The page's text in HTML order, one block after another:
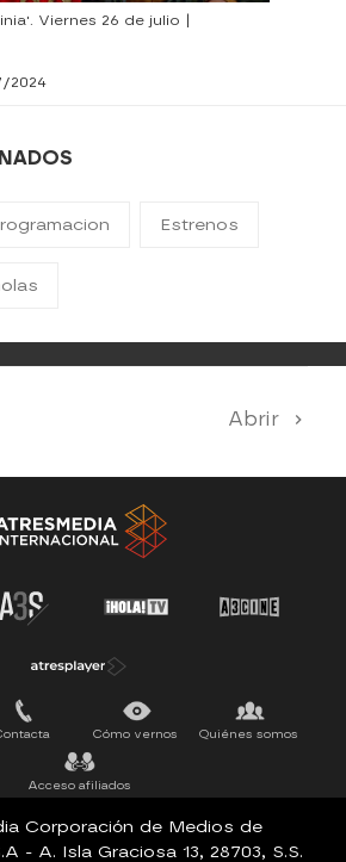
Viernes 26 de julio |
2024
Estrenos
Abrir
mensuales
de Atrescine
Cómo vernos Quiénes somos
Acceso afiliados
Corporación de Medios de
- A. Isla Graciosa 13, 28703, S.S.